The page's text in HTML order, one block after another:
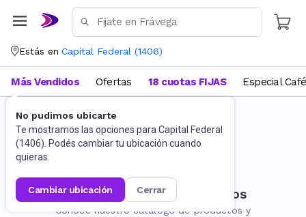
Estás en Capital Federal (1406)
No pudimos ubicarte
Te mostramos las opciones para Capital Federal
(1406). Podés cambiar tu ubicación cuando
quieras.
cambiar ubicación cerrar
Más Vendidos Ofertas 18 cuotas FIJAS Especial Café
No encontramos resultados
Conocé nuestro catálogo de productos y